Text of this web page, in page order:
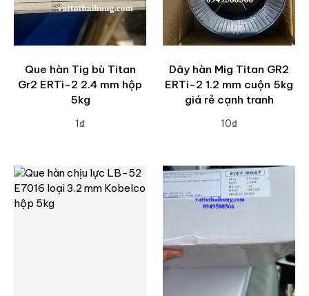
Que hàn Tig bù Titan
Gr2 ERTi-2 2.4 mm hộp
5kg
1₫
Dây hàn Mig Titan GR2
ERTi-2 1.2 mm cuộn 5kg
giá rẻ cạnh tranh
10₫